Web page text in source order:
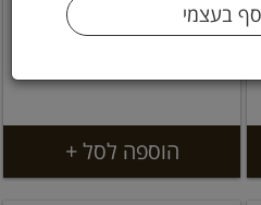
הוספה לסל +